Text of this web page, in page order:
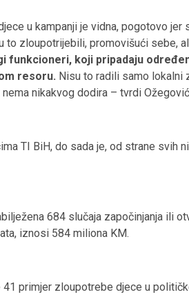
u kampanji je vidna, pogotovo
to zloupotrijebili, promovišući sebe,
funkcioneri, koji pripadaju
resoru. Nisu to radili samo lokalni
nikakvog dodira – tvrdi
TI BiH, do sada je, od strane
684 slučaja započinjanja ili
iznosi 584 miliona KM.
41 primjer zloupotrebe djece u